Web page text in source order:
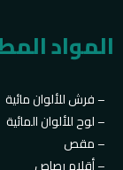
المواد
فرش للألوان مائية –
لوح للألوان المائية –
مقص –